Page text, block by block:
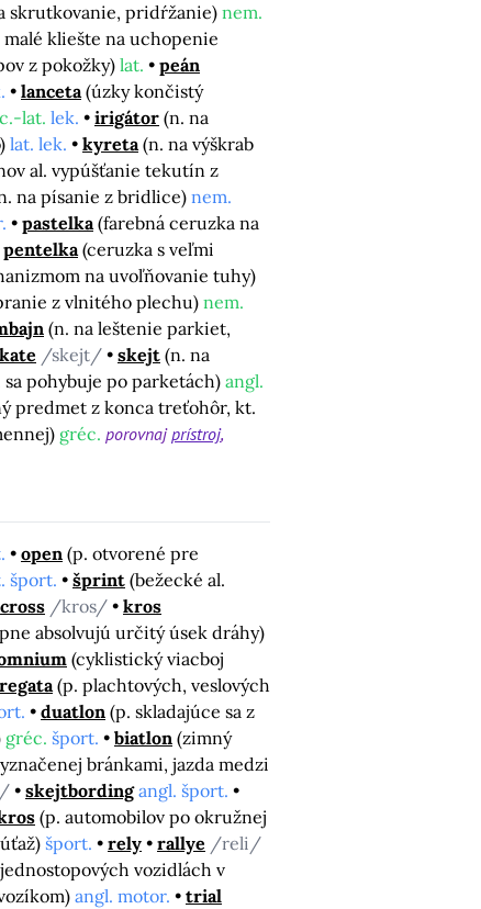
skrutkovanie, pridŕžanie) nem.
kliešte na uchopenie
z pokožky) lat.
peán
lanceta (úzky končistý
lat. lek. irigátor (n. na
lat. lek. kyreta (n. na výškrab
al. vypúšťanie tekutín z
na písanie z bridlice) nem.
pastelka (farebná ceruzka na
pentelka (ceruzka s veľmi
na uvoľňovanie tuhy)
z vlnitého plechu) nem.
(n. na leštenie parkiet,
/skejt/ skejt (n. na
pohybuje po parketách) angl.
predmet z konca treťohôr, kt.
gréc. porovnajprístroj
open (p. otvorené pre
šport. šprint (bežecké al.
cross /kros/
kros
absolvujú určitý úsek dráhy)
(cyklistický viacboj
regata (p. plachtových, veslových
duatlon (p. skladajúce sa z
gréc. šport. biatlon (zimný
bránkami, jazda medzi
skejtbording angl. šport.
(p. automobilov po okružnej
šport. rely rallye /reli/
vozidlách v
angl. motor.
trial